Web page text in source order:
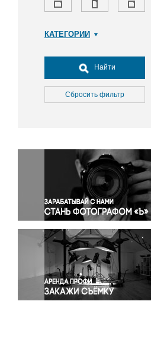
КАТЕГОРИИ
Досуг, туризм и отдых
Культура
Медицина
Окружающая среда
Политика
Правосудие
Происшествия и конфликты
Религия
Светская жизнь
Спорт
Экология
Экономика и бизнес
Найти
Сбросить фильтр